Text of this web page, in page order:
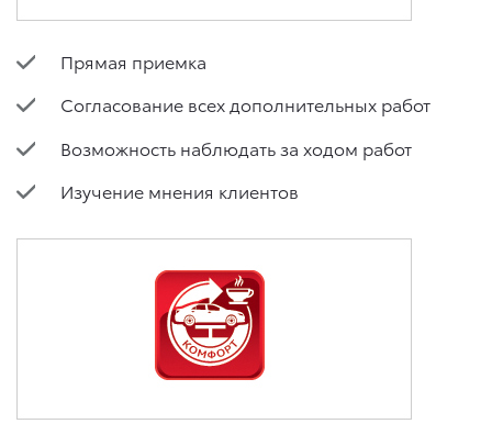
Прямая приемка
Согласование всех дополнительных работ
Возможность наблюдать за ходом работ
Изучение мнения клиентов